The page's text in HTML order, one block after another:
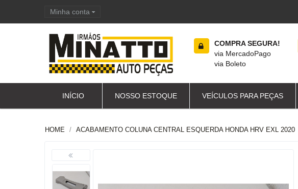
Minha conta
COMPRA SEGURA!
via MercadoPago
via Boleto
INÍCIO NOSSO ESTOQUE VEÍCULOS PARA PEÇAS
HOME ACABAMENTO COLUNA CENTRAL ESQUERDA HONDA HRV EXL 2020